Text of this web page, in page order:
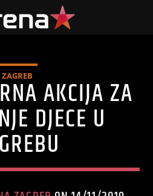
ZAGREB AKCIJA ZA
DJECE U